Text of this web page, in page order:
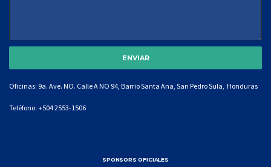
Oficinas: 9a. Ave. NO. Calle A NO 94, Barrio Santa Ana, San Pedro Sula, Honduras
Teléfono: +504 2553-1506
SPONSORS OFICIALES